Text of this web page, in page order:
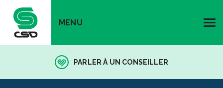
MENU
PARLER À UN CONSEILLER